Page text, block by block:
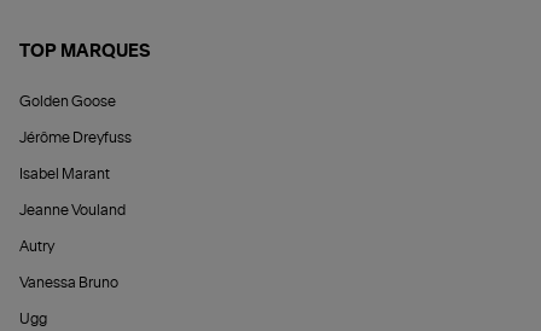
TOP MARQUES
Golden Goose
Jérôme Dreyfuss
Isabel Marant
Jeanne Vouland
Autry
Vanessa Bruno
Ugg